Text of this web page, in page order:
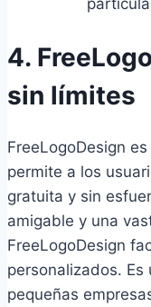
4.
sin límites
FreeLogoDesign
permite a los
gratuita y sin
amigable y una
FreeLogoDesign
personalizados. Es
pequeñas